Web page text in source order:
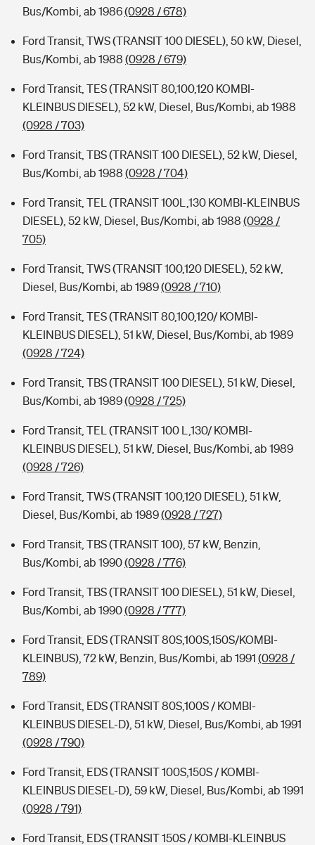
Bus/Kombi, ab 1986(0928 / 678)
Ford Transit, TWS (TRANSIT 100 DIESEL), 50 kW, Diesel,
Bus/Kombi, ab 1988 (0928 / 679)
Ford Transit, TES (TRANSIT 80,100,120 KOMBI-
KLEINBUS DIESEL), 52 kW, Diesel, Bus/Kombi, ab 1988
(0928 / 703)
Ford Transit, TBS (TRANSIT 100 DIESEL), 52 kW, Diesel,
Bus/Kombi, ab 1988 (0928 / 704)
Ford Transit, TEL (TRANSIT 100L,130 KOMBI-KLEINBUS
DIESEL), 52 kW, Diesel, Bus/Kombi, ab 1988 (0928 /
705)
Ford Transit, TWS (TRANSIT 100,120 DIESEL), 52 kW,
Diesel, Bus/Kombi, ab 1989(0928 / 710)
Ford Transit, TES (TRANSIT 80,100,120/ KOMBI-
KLEINBUS DIESEL), 51 kW, Diesel, Bus/Kombi, ab 1989
(0928 / 724)
Ford Transit, TBS (TRANSIT 100 DIESEL), 51 kW, Diesel,
Bus/Kombi, ab 1989(0928 / 725)
Ford Transit, TEL (TRANSIT 100 L,130/ KOMBI-
KLEINBUS DIESEL), 51 kW, Diesel, Bus/Kombi, ab 1989
(0928 / 726)
Ford Transit, TWS (TRANSIT 100,120 DIESEL), 51 kW,
Diesel, Bus/Kombi, ab 1989(0928 / 727)
Ford Transit, TBS (TRANSIT 100), 57 kW, Benzin,
Bus/Kombi, ab 1990(0928 / 776)
Ford Transit, TBS (TRANSIT 100 DIESEL), 51 kW, Diesel,
Bus/Kombi, ab 1990(0928 / 777)
Ford Transit, EDS (TRANSIT 80S,100S,150S/KOMBI-
KLEINBUS), 72 kW, Benzin, Bus/Kombi, ab 1991 (0928 /
789)
Ford Transit, EDS (TRANSIT 80S,100S / KOMBI-
KLEINBUS DIESEL-D), 51 kW, Diesel, Bus/Kombi, ab 1991
(0928 / 790)
Ford Transit, EDS (TRANSIT 100S,150S / KOMBI-
KLEINBUS DIESEL-D), 59 kW, Diesel, Bus/Kombi, ab 1991
(0928 / 791)
Ford Transit, EDS (TRANSIT 150S / KOMBI-KLEINBUS